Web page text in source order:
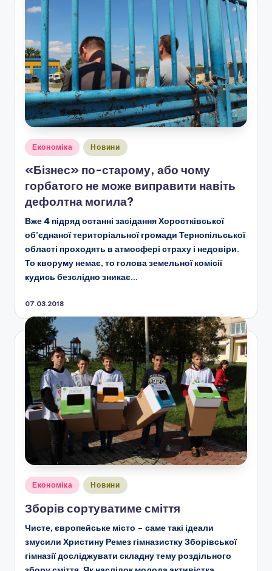
Опубліковано
Економіка Новини
«Бізнес» по-старому, або чому
горбатого не може виправити навіть
дефолтна могила?
Вже 4 підряд останні засідання Хоростківської
об’єднаної територіальної громади Тернопільської
області проходять в атмосфері страху і недовіри.
То кворуму немає, то голова земельної комісії
кудись безслідно зникає…
07.03.2018
Опубліковано
Економіка Новини
Зборів сортуватиме сміття
Чисте, європейське місто – саме такі ідеали
змусили Христину Ремез гімназистку Зборівської
гімназії досліджувати складну тему роздільного